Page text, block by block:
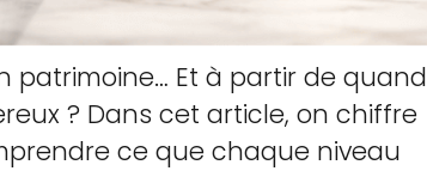
patrimoine… Et à partir de quand
? Dans cet article, on chiffre
ce que chaque niveau